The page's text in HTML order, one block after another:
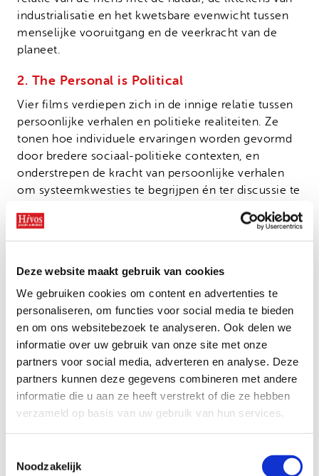
Deze website maakt gebruik van cookies
We gebruiken cookies om content en advertenties te
personaliseren, om functies voor social media te bieden
en om ons websitebezoek te analyseren. Ook delen we
informatie over uw gebruik van onze site met onze
partners voor social media, adverteren en analyse. Deze
partners kunnen deze gegevens combineren met andere
informatie die u aan ze heeft verstrekt of die ze hebben
verzameld op basis van uw gebruik van hun services.
Noodzakelijk
industrialisatie en het kwetsbare evenwicht tussen
menselijke vooruitgang en de veerkracht van de
planeet.
2. The Personal is Political
Vier films verdiepen zich in de innige relatie tussen
persoonlijke verhalen en politieke realiteiten. Ze
tonen hoe individuele ervaringen worden gevormd
door bredere sociaal-politieke contexten, en
onderstrepen de kracht van persoonlijke verhalen
om systeemkwesties te begrijpen én ter discussie te
3. We Need to Talk About… Redrawing the
Kaarten en cartografie verschijnen in deze selectie
van vier korte films niet alleen als instrument van
controle, maar ook als middel van verzet,
herinnering en het heruitvinden van verloren
ruimtes. Via surveillancenetwerken, uitgewiste
buurten en spookachtige geografieën verkennen de
films landschappen getekend door ontheemding,
technologische overheersing en politiek geweld.